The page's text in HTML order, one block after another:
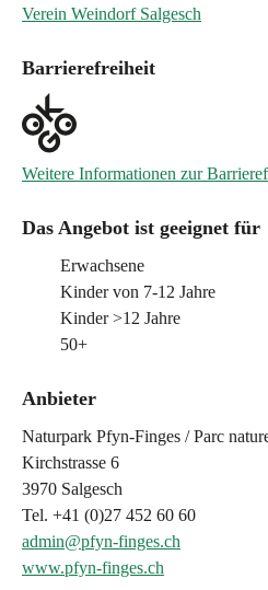
Verein Weindorf Salgesch
Barrierefreiheit
Weitere Informationen zur
Das Angebot ist geeignet für
Erwachsene
Kinder von 7-12 Jahre
Kinder >12 Jahre
50+
Anbieter
Naturpark Pfyn-Finges / Parc
Kirchstrasse 6
3970 Salgesch
Tel. +41 (0)27 452 60 60
admin@pfyn-finges.ch
www.pfyn-finges.ch